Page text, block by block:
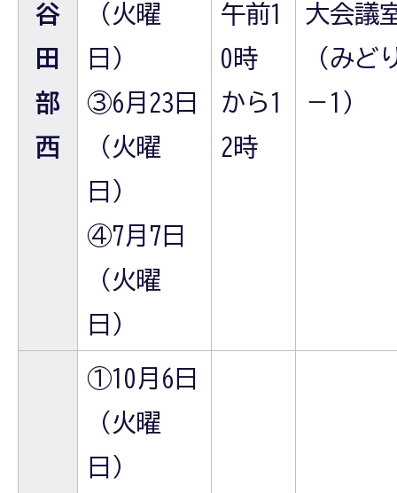
谷
田
部
西
（火曜
日）
③6月23日
（火曜
日）
④7月7日
（火曜
日）
午前1
0時
から1
2時
大会議
（みど
－1）
①10月6日
（火曜
日）